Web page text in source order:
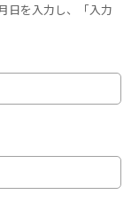
日を入力し、「入力